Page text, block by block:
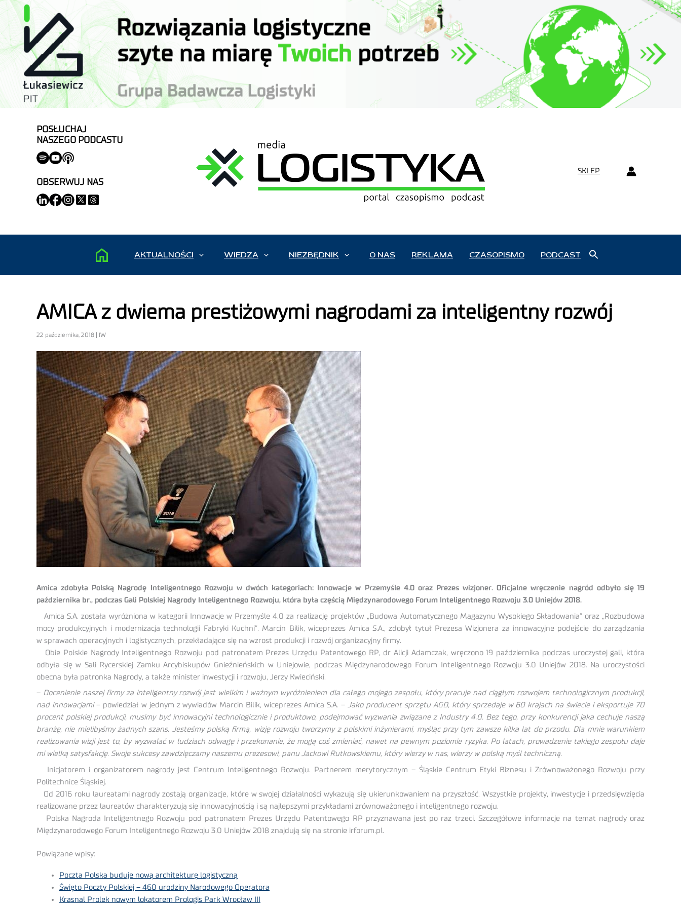
POSŁUCHAJ
NASZEGO PODCASTU
OBSERWUJ NAS
SKLEP
AKTUALNOŚCI WIEDZA NIEZBĘDNIK O NAS REKLAMA CZASOPISMO PODCAST
AMICA z dwiema prestiżowymi nagrodami za inteligentny rozwój
22 października, 2018 | IW
Amica zdobyła Polską Nagrodę Inteligentnego Rozwoju w dwóch kategoriach: Innowacje w Przemyśle 4.0 oraz Prezes wizjoner. Oficjalne wręczenie nagród odbyło się 19
października br., podczas Gali Polskiej Nagrody Inteligentnego Rozwoju, która była częścią Międzynarodowego Forum Inteligentnego Rozwoju 3.0 Uniejów 2018.
Amica S.A. została wyróżniona w kategorii Innowacje w Przemyśle 4.0 za realizację projektów „Budowa Automatycznego Magazynu Wysokiego Składowania” oraz „Rozbudowa
mocy produkcyjnych i modernizacja technologii Fabryki Kuchni”. Marcin Bilik, wiceprezes Amica S.A., zdobył tytuł Prezesa Wizjonera za innowacyjne podejście do zarządzania
w sprawach operacyjnych i logistycznych, przekładające się na wzrost produkcji i rozwój organizacyjny firmy.
Obie Polskie Nagrody Inteligentnego Rozwoju pod patronatem Prezes Urzędu Patentowego RP, dr Alicji Adamczak, wręczono 19 października podczas uroczystej gali, która
odbyła się w Sali Rycerskiej Zamku Arcybiskupów Gnieźnieńskich w Uniejowie, podczas Międzynarodowego Forum Inteligentnego Rozwoju 3.0 Uniejów 2018. Na uroczystości
obecna była patronka Nagrody, a także minister inwestycji i rozwoju, Jerzy Kwieciński.
– Docenienie naszej firmy za inteligentny rozwój jest wielkim i ważnym wyróżnieniem dla całego mojego zespołu, który pracuje nad ciągłym rozwojem technologicznym produkcji,
nad innowacjami– powiedział w jednym z wywiadów Marcin Bilik, wiceprezes Amica S.A. – Jako producent sprzętu AGD, który sprzedaje w 60 krajach na świecie i eksportuje 70
procent polskiej produkcji, musimy być innowacyjni technologicznie i produktowo, podejmować wyzwania związane z Industry 4.0. Bez tego, przy konkurencji jaka cechuje naszą
branżę, nie mielibyśmy żadnych szans. Jesteśmy polską firmą, wizję rozwoju tworzymy z polskimi inżynierami, myśląc przy tym zawsze kilka lat do przodu. Dla mnie warunkiem
realizowania wizji jest to, by wyzwalać w ludziach odwagę i przekonanie, że mogą coś zmieniać, nawet na pewnym poziomie ryzyka. Po latach, prowadzenie takiego zespołu daje
mi wielką satysfakcję. Swoje sukcesy zawdzięczamy naszemu prezesowi, panu Jackowi Rutkowskiemu, który wierzy w nas, wierzy w polską myśl techniczną.
Inicjatorem i organizatorem nagrody jest Centrum Inteligentnego Rozwoju. Partnerem merytorycznym – Śląskie Centrum Etyki Biznesu i Zrównoważonego Rozwoju przy
Politechnice Śląskiej.
Od 2016 roku laureatami nagrody zostają organizacje, które w swojej działalności wykazują się ukierunkowaniem na przyszłość. Wszystkie projekty, inwestycje i przedsięwzięcia
realizowane przez laureatów charakteryzują się innowacyjnością i są najlepszymi przykładami zrównoważonego i inteligentnego rozwoju.
Polska Nagroda Inteligentnego Rozwoju pod patronatem Prezes Urzędu Patentowego RP przyznawana jest po raz trzeci. Szczegółowe informacje na temat nagrody oraz
Międzynarodowego Forum Inteligentnego Rozwoju 3.0 Uniejów 2018 znajdują się na stronie irforum.pl.
Powiązane wpisy:
Poczta Polska buduje nową architekturę logistyczną
Święto Poczty Polskiej – 460 urodziny Narodowego Operatora
Krasnal Prolek nowym lokatorem Prologis Park Wrocław III